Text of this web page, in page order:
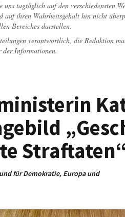
tagtäglich auf den verschiedensten
ihren Wahrheitsgehalt hin nicht
Bereiches darstellen.
verantwortlich, die Redaktion
der Informationen.
Straftaten“
für Demokratie, Europa und